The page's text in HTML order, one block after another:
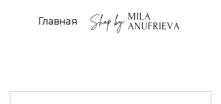
Главная